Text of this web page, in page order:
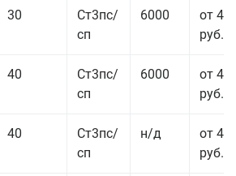
30
Ст3пс/
сп
6000
от 44
руб.
40
Ст3пс/
сп
6000
от 45
руб.
40
Ст3пс/
сп
н/д
от 44
руб.